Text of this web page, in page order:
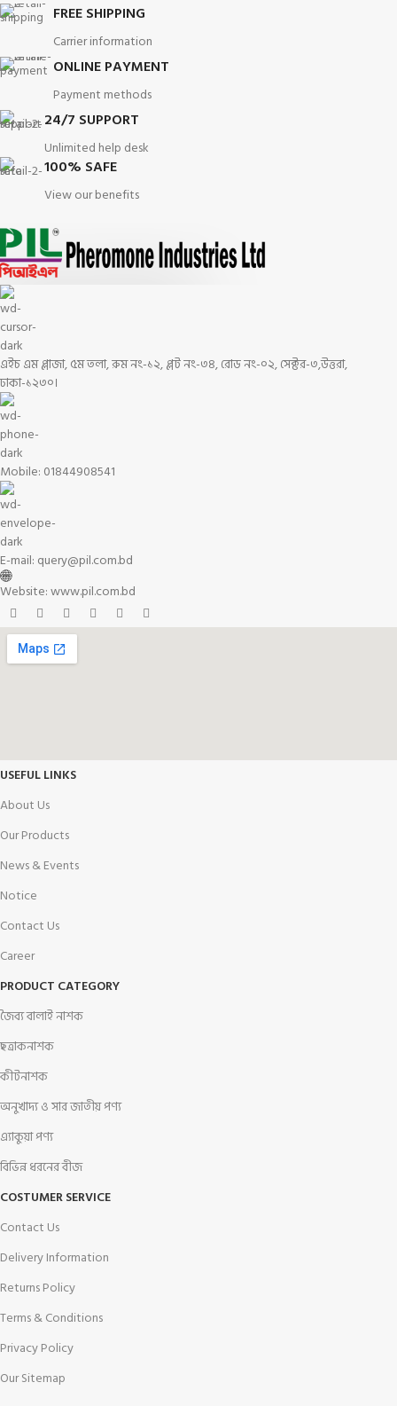
FREE SHIPPING
Carrier information
ONLINE PAYMENT
Payment methods
24/7 SUPPORT
Unlimited help desk
100% SAFE
View our benefits
এইচ এম প্লাজা, ৫ম তলা, রুম নং-১২, প্লট নং-৩৪, রোড নং-০২, সেক্টর-৩,উত্তরা,
ঢাকা-১২৩০।
Mobile: 01844908541
E-mail: query@pil.com.bd
Website: www.pil.com.bd
USEFUL LINKS
About Us
Our Products
News & Events
Notice
Contact Us
Career
PRODUCT CATEGORY
জৈব্য বালাই নাশক
ছত্রাকনাশক
কীটনাশক
অনুখাদ্য ও সার জাতীয় পণ্য
এ্যাকুয়া পণ্য
বিভিন্ন ধরনের বীজ
COSTUMER SERVICE
Contact Us
Delivery Information
Returns Policy
Terms & Conditions
Privacy Policy
Our Sitemap